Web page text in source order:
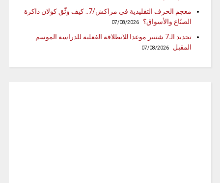
معجم الحرف التقليدية في مراكش/7.. كيف وثّق كولان ذاكرة
الصنّاع والأسواق؟
07/08/2026
تحديد الـ7 شتنبر موعدا للانطلاقة الفعلية للدراسة الموسم
المقبل
07/08/2026